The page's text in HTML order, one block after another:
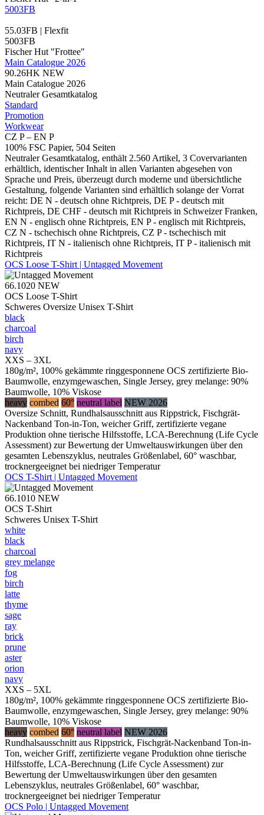
5003FB
55.03FB | Flexfit
5003FB
Fischer Hut "Frottee"
Main Catalogue 2026
90.26HK NEW
Main Catalogue 2026
Neutraler Gesamtkatalog
Standard
Promotion
Workwear
CZ P – EN P
100% FSC Papier, 504 Seiten
Neutraler Gesamtkatalog, enthält 2.560 Artikel, 3 Covervarianten
erhältlich, identischer Inhalt in allen Varianten abgesehen von
Sprache und Preis, überzeugt durch moderne und übersichtliche
Gestaltung, folgende Varianten sind erhältlich solange der Vorrat
reicht: DE N - deutsch ohne Richtpreis, DE P - deutsch mit
Richtpreis, DE CHF - deutsch mit Richtpreis in Schweizer Franken,
EN N - englisch ohne Richtpreis, EN P - englisch mit Richtpreis,
CZ N - tschechisch ohne Richtpreis, CZ P - tschechisch mit
Richtpreis, IT N - italienisch ohne Richtpreis, IT P - italienisch mit
Richtpreis
OCS Loose T-Shirt | Untagged Movement
66.1020 NEW
OCS Loose T-Shirt
Schweres Oversize Unisex T-Shirt
black
charcoal
birch
navy
XXS – 3XL
180g/m², 100% gekämmte ringgesponnene OCS zertifizierte Bio-
Baumwolle, enzymgewaschen, Single Jersey, grey melange: 90%
Baumwolle, 10% Viskose
heavy combed 60° neutral label NEW 2026
Oversize Schnitt, Rundhalsausschnitt aus Rippstrick, Fischgrät-
Nackenband Ton-in-Ton, weicher Griff, zertifizierte vegane
Produktion ohne tierische Hilfsstoffe, LCA-Berechnung (Life Cycle
Assessment) zur Bewertung der Umweltauswirkungen über den
gesamten Lebenszyklus, neutrales Größenlabel, 60° waschbar,
trocknergeeignet bei niedriger Temperatur
OCS T-Shirt | Untagged Movement
66.1010 NEW
OCS T-Shirt
Schweres Unisex T-Shirt
white
black
charcoal
grey melange
fog
birch
latte
thyme
sage
ray
brick
prune
aster
orion
navy
XXS – 5XL
180g/m², 100% gekämmte ringgesponnene OCS zertifizierte Bio-
Baumwolle, enzymgewaschen, Single Jersey, grey melange: 90%
Baumwolle, 10% Viskose
heavy combed 60° neutral label NEW 2026
Rundhalsausschnitt aus Rippstrick, Fischgrät-Nackenband Ton-in-
Ton, weicher Griff, zertifizierte vegane Produktion ohne tierische
Hilfsstoffe, LCA-Berechnung (Life Cycle Assessment) zur
Bewertung der Umweltauswirkungen über den gesamten
Lebenszyklus, neutrales Größenlabel, 60° waschbar,
trocknergeeignet bei niedriger Temperatur
OCS Polo | Untagged Movement